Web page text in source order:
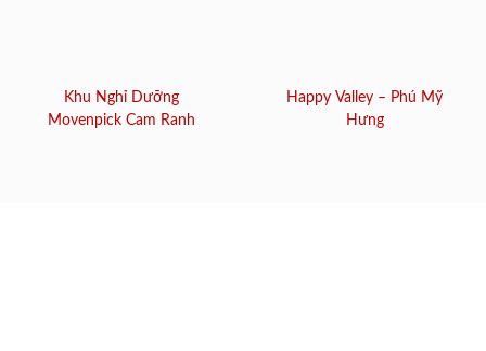
Khu Nghỉ Dưỡng
Movenpick Cam Ranh
Happy Valley – Phú Mỹ
Hưng